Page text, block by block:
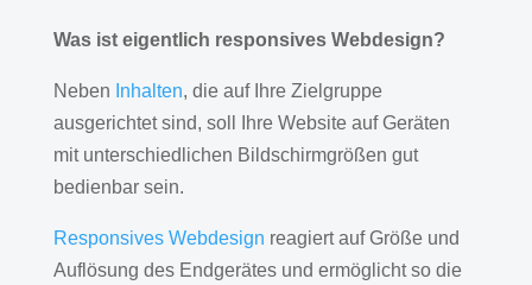
Was ist eigentlich responsives Webdesign?
Neben Inhalten, die auf Ihre Zielgruppe
ausgerichtet sind, soll Ihre Website auf Geräten
mit unterschiedlichen Bildschirmgrößen gut
bedienbar sein.
Responsives Webdesign reagiert auf Größe und
Auflösung des Endgerätes und ermöglicht so die